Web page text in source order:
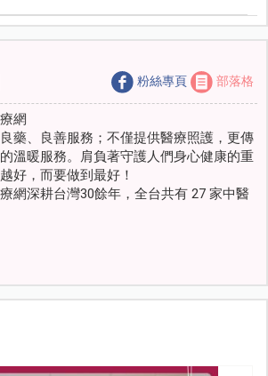
粉絲專頁 部落格
網
藥、良善服務；不僅提供醫療照護，更傳
溫暖服務。肩負著守護人們身心健康的重
好，而要做到最好！
網深耕台灣30餘年，全台共有 27 家中醫